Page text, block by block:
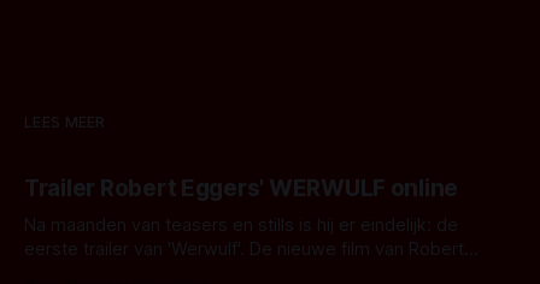
LEES MEER
Trailer Robert Eggers' WERWULF online
Na maanden van teasers en stills is hij er eindelijk: de
eerste trailer van 'Werwulf'. De nieuwe film van Robert